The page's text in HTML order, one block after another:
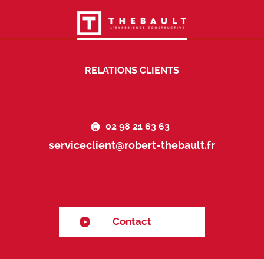
RELATIONS CLIENTS
02 98 21 63 63
serviceclient@robert-thebault.fr
Contact